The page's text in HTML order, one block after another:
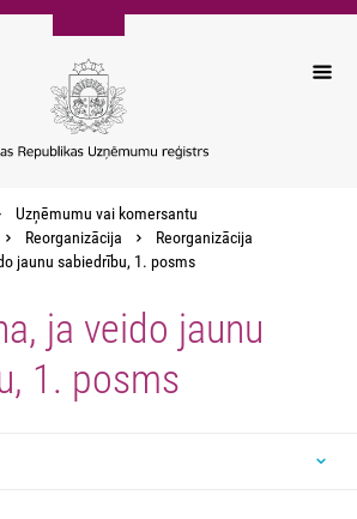
Uzņēmumu vai komersantu
Reorganizācija
Reorganizācija
jaunu sabiedrību, 1. posms
ja veido jaunu
1. posms